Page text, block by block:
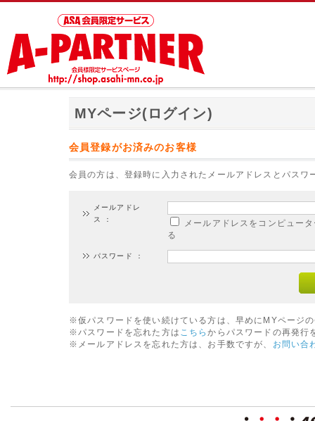
MYページ(ログイン)
会員登録がお済みのお客様
会員の方は、登録時に入力されたメールアドレスとパスワ
メールアドレ
ス ：
メールアドレスをコンピュー
る
パスワード ：
※仮パスワードを使い続けている方は、早めにMYページ
※パスワードを忘れた方は こちらからパスワードの再発行
※メールアドレスを忘れた方は、お手数ですが、
お問い合